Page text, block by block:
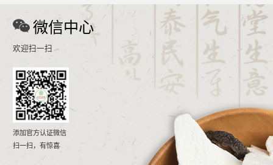
微信中心
欢迎扫一扫
添加官方认证微信
扫一扫，有惊喜